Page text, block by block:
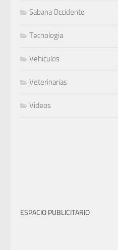
Sabana Occidente
Tecnologia
Vehiculos
Veterinarias
Videos
ESPACIO PUBLICITARIO